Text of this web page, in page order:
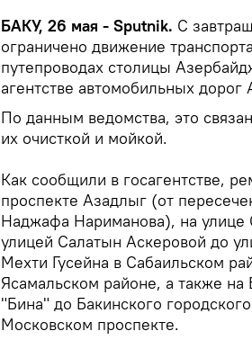
БАКУ, 26 мая - Sputnik. С
ограничено движение
путепроводах столицы
агентстве автомобильных дорог
По данным ведомства, это
их очисткой и мойкой.
Как сообщили в госагентстве,
проспекте Азадлыг (от
Наджафа Нариманова), на улице
улицей Салатын Аскеровой до
Мехти Гусейна в Сабаильском
Ясамальском районе, а также
"Бина" до Бакинского
Московском проспекте.